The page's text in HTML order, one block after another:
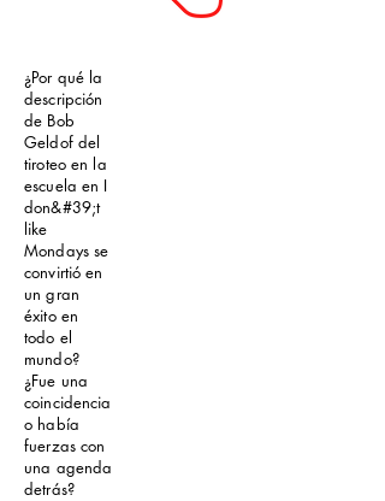
¿Por qué la
descripción
de Bob
Geldof del
tiroteo en la
escuela en I
don&#39;t
like
Mondays se
convirtió en
un gran
éxito en
todo el
mundo?
¿Fue una
coincidencia
o había
fuerzas con
una agenda
detrás?